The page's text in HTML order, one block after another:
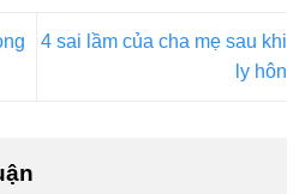
4 sai lầm của cha mẹ sau khi
ly hôn